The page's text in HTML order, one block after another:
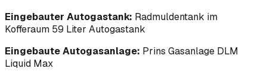
Eingebauter Autogastank: Radmuldentank im
Kofferaum 59 Liter Autogastank
Eingebaute Autogasanlage: Prins Gasanlage DLM
Liquid Max